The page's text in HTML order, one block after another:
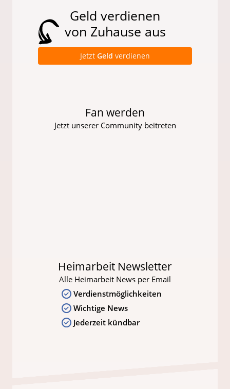
Geld verdienen
von Zuhause aus
Jetzt Geld verdienen
Fan werden
Jetzt unserer Community beitreten
Heimarbeit Newsletter
Alle Heimarbeit News per Email
Verdienstmöglichkeiten
Wichtige News
Jederzeit kündbar